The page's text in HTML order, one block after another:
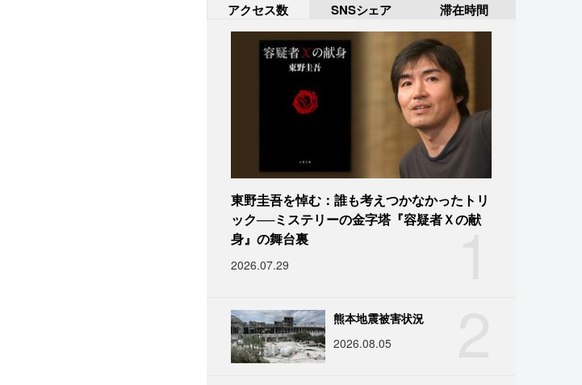
アクセス数 SNSシェア 滞在時間
1
東野圭吾を悼む：誰も考えつかなかったトリ
ック──ミステリーの金字塔『容疑者Ｘの献
身』の舞台裏
2026.07.29
熊本地震被害状況
2026.08.05